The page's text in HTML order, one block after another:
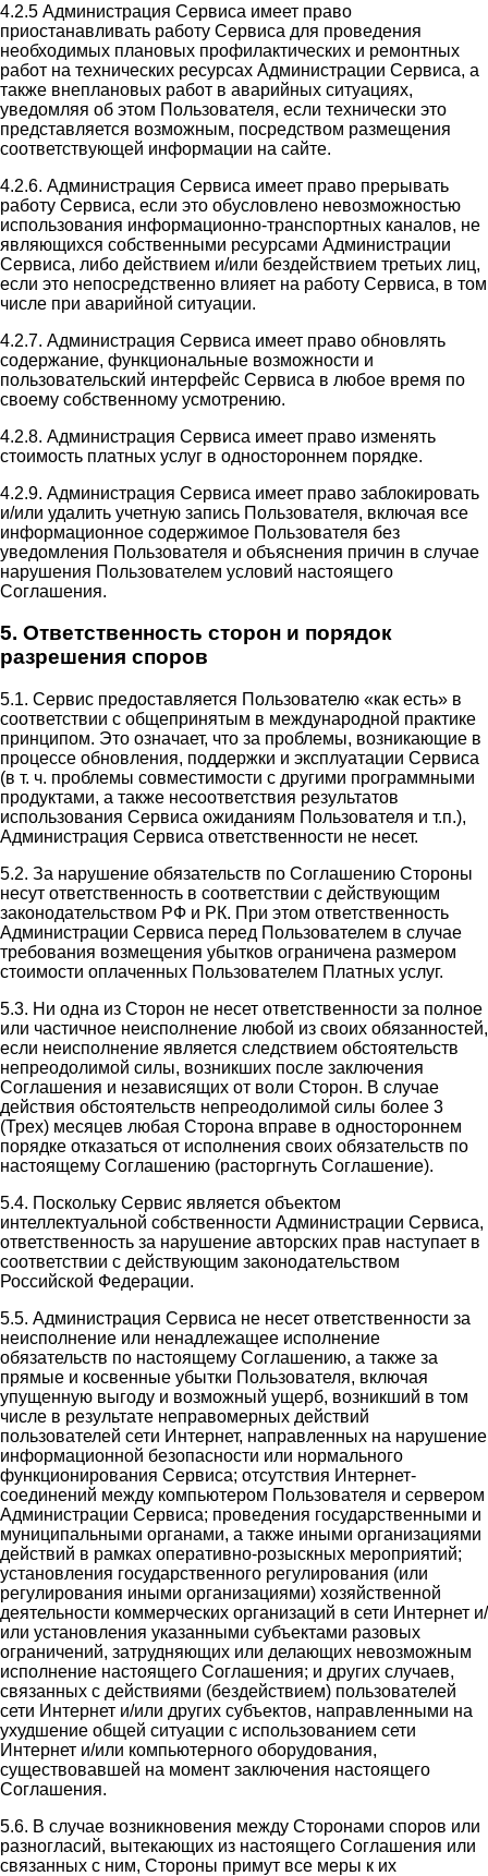
4.2.5 Администрация Сервиса имеет право
приостанавливать работу Сервиса для проведения
необходимых плановых профилактических и ремонтных
работ на технических ресурсах Администрации Сервиса, а
также внеплановых работ в аварийных ситуациях,
уведомляя об этом Пользователя, если технически это
представляется возможным, посредством размещения
соответствующей информации на сайте.
4.2.6. Администрация Сервиса имеет право прерывать
работу Сервиса, если это обусловлено невозможностью
использования информационно-транспортных каналов, не
являющихся собственными ресурсами Администрации
Сервиса, либо действием и/или бездействием третьих лиц,
если это непосредственно влияет на работу Сервиса, в том
числе при аварийной ситуации.
4.2.7. Администрация Сервиса имеет право обновлять
содержание, функциональные возможности и
пользовательский интерфейс Сервиса в любое время по
своему собственному усмотрению.
4.2.8. Администрация Сервиса имеет право изменять
стоимость платных услуг в одностороннем порядке.
4.2.9. Администрация Сервиса имеет право заблокировать
и/или удалить учетную запись Пользователя, включая все
информационное содержимое Пользователя без
уведомления Пользователя и объяснения причин в случае
нарушения Пользователем условий настоящего
Соглашения.
5. Ответственность сторон и порядок
разрешения споров
5.1. Сервис предоставляется Пользователю «как есть» в
соответствии с общепринятым в международной практике
принципом. Это означает, что за проблемы, возникающие в
процессе обновления, поддержки и эксплуатации Сервиса
(в т. ч. проблемы совместимости с другими программными
продуктами, а также несоответствия результатов
использования Сервиса ожиданиям Пользователя и т.п.),
Администрация Сервиса ответственности не несет.
5.2. За нарушение обязательств по Соглашению Стороны
несут ответственность в соответствии с действующим
законодательством РФ и РК. При этом ответственность
Администрации Сервиса перед Пользователем в случае
требования возмещения убытков ограничена размером
стоимости оплаченных Пользователем Платных услуг.
5.3. Ни одна из Сторон не несет ответственности за полное
или частичное неисполнение любой из своих обязанностей,
если неисполнение является следствием обстоятельств
непреодолимой силы, возникших после заключения
Соглашения и независящих от воли Сторон. В случае
действия обстоятельств непреодолимой силы более 3
(Трех) месяцев любая Сторона вправе в одностороннем
порядке отказаться от исполнения своих обязательств по
настоящему Соглашению (расторгнуть Соглашение).
5.4. Поскольку Сервис является объектом
интеллектуальной собственности Администрации Сервиса,
ответственность за нарушение авторских прав наступает в
соответствии с действующим законодательством
Российской Федерации.
5.5. Администрация Сервиса не несет ответственности за
неисполнение или ненадлежащее исполнение
обязательств по настоящему Соглашению, а также за
прямые и косвенные убытки Пользователя, включая
упущенную выгоду и возможный ущерб, возникший в том
числе в результате неправомерных действий
пользователей сети Интернет, направленных на нарушение
информационной безопасности или нормального
функционирования Сервиса; отсутствия Интернет-
соединений между компьютером Пользователя и сервером
Администрации Сервиса; проведения государственными и
муниципальными органами, а также иными организациями
действий в рамках оперативно-розыскных мероприятий;
установления государственного регулирования (или
регулирования иными организациями) хозяйственной
деятельности коммерческих организаций в сети Интернет и/
или установления указанными субъектами разовых
ограничений, затрудняющих или делающих невозможным
исполнение настоящего Соглашения; и других случаев,
связанных с действиями (бездействием) пользователей
сети Интернет и/или других субъектов, направленными на
ухудшение общей ситуации с использованием сети
Интернет и/или компьютерного оборудования,
существовавшей на момент заключения настоящего
Соглашения.
5.6. В случае возникновения между Сторонами споров или
разногласий, вытекающих из настоящего Соглашения или
связанных с ним, Стороны примут все меры к их